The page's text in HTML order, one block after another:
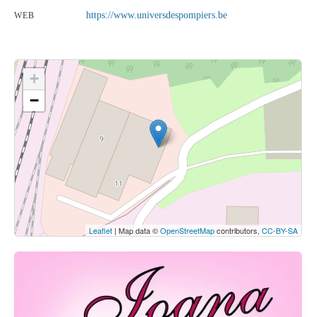
WEB https://www.universdespompiers.be
Cliquez sur le bouton pour afficher la carte.
Voir la carte
+
−
Leaflet | Map data ©OpenStreetMapcontributors, CC-BY-SA